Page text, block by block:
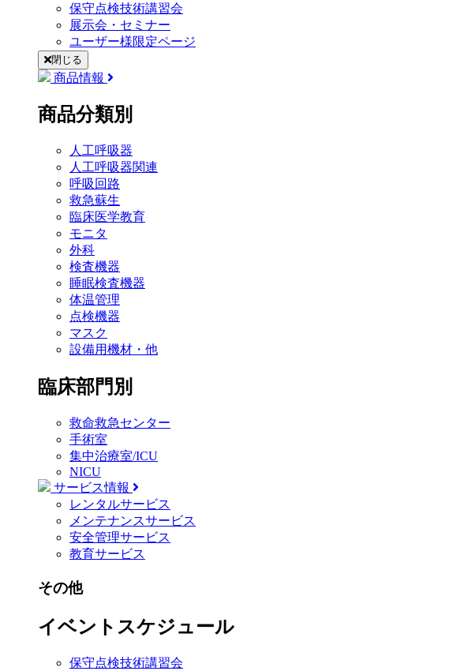
保守点検技術講習会
展示会・セミナー
ユーザー様限定ページ
閉じる
商品情報
商品分類別
人工呼吸器
人工呼吸器関連
呼吸回路
救急蘇生
臨床医学教育
モニタ
外科
検査機器
睡眠検査機器
体温管理
点検機器
マスク
設備用機材・他
臨床部門別
救命救急センター
手術室
集中治療室/ICU
NICU
サービス情報
レンタルサービス
メンテナンスサービス
安全管理サービス
教育サービス
その他
イベントスケジュール
保守点検技術講習会